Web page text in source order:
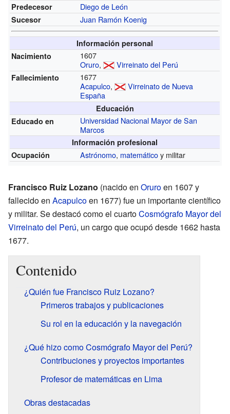
Predecesor Diego de León
Sucesor Juan Ramón Koenig
Información personal
Nacimiento
1607
Oruro, Virreinato del Perú
Fallecimiento
1677
Acapulco,
Virreinato de Nueva
España
Educación
Educado en
Universidad Nacional Mayor de San
Marcos
Información profesional
Ocupación
Astrónomo, matemáticoy militar
Francisco Ruiz Lozano (nacido en Oruroen 1607 y
fallecido en Acapulcoen 1677) fue un importante científico
y militar. Se destacó como el cuartoCosmógrafo Mayor del
Virreinato del Perú, un cargo que ocupó desde 1662 hasta
1677.
Contenido
¿Quién fue Francisco Ruiz Lozano?
Primeros trabajos y publicaciones
Su rol en la educación y la navegación
¿Qué hizo como Cosmógrafo Mayor del Perú?
Contribuciones y proyectos importantes
Profesor de matemáticas en Lima
Obras destacadas